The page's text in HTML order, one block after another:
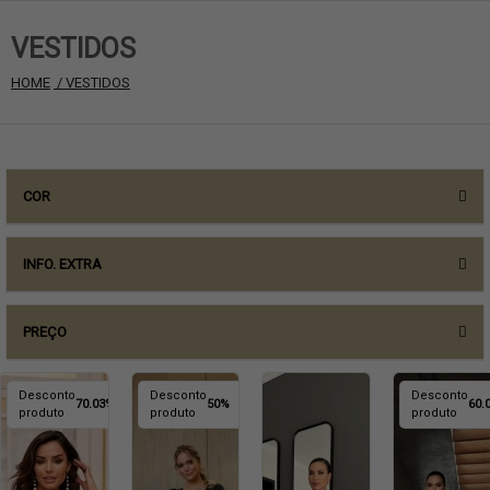
VESTIDOS
HOME / VESTIDOS
COR
INFO. EXTRA
PREÇO
Desconto
produto
70.03%
Desconto
produto
50%
Desconto
produto